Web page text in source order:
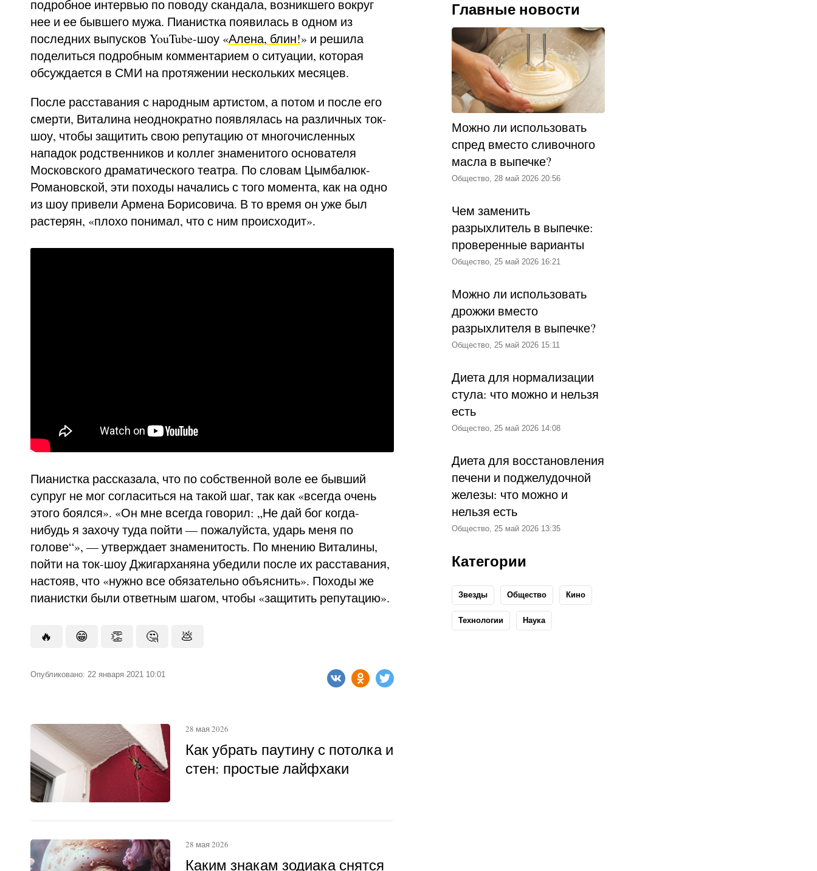
подробное интервью по поводу скандала, возникшего вокруг
нее и ее бывшего мужа. Пианистка появилась в одном из
последних выпусков YouTube-шоу «Алена, блин!» и решила
поделиться подробным комментарием о ситуации, которая
обсуждается в СМИ на протяжении нескольких месяцев.
После расставания с народным артистом, а потом и после его
смерти, Виталина неоднократно появлялась на различных ток-
шоу, чтобы защитить свою репутацию от многочисленных
нападок родственников и коллег знаменитого основателя
Московского драматического театра. По словам Цымбалюк-
Романовской, эти походы начались с того момента, как на одно
из шоу привели Армена Борисовича. В то время он уже был
растерян, «плохо понимал, что с ним происходит».
Пианистка рассказала, что по собственной воле ее бывший
супруг не мог согласиться на такой шаг, так как «всегда очень
этого боялся». «Он мне всегда говорил: „Не дай бог когда-
нибудь я захочу туда пойти — пожалуйста, ударь меня по
голове“», — утверждает знаменитость. По мнению Виталины,
пойти на ток-шоу Джигарханяна убедили после их расставания,
настояв, что «нужно все обязательно объяснить». Походы же
пианистки были ответным шагом, чтобы «защитить репутацию».
🔥 😁 👏 🤔 💩
Опубликовано: 22 января 2021 10:01
Как убрать паутину с потолка и
стен: простые лайфхаки
28 мая 2026
Каким знакам зодиака снятся
28 мая 2026
Главные новости
Можно ли использовать
спред вместо сливочного
масла в выпечке?
Общество, 28 май 2026 20:56
Чем заменить
разрыхлитель в выпечке:
проверенные варианты
Общество, 25 май 2026 16:21
Можно ли использовать
дрожжи вместо
разрыхлителя в выпечке?
Общество, 25 май 2026 15:11
Диета для нормализации
стула: что можно и нельзя
есть
Общество, 25 май 2026 14:08
Диета для восстановления
печени и поджелудочной
железы: что можно и
нельзя есть
Общество, 25 май 2026 13:35
Категории
Звезды Общество Кино
Технологии Наука